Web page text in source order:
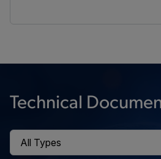
Technical